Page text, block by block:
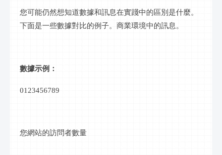
您可能仍然想知道數據和訊息在實踐中的區別是什麼。
下面是一些數據對比的例子。商業環境中的訊息。
數據示例：
0123456789
您網站的訪問者數量